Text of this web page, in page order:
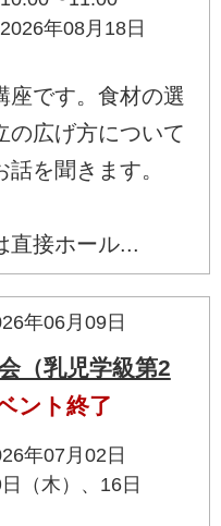
年08月18日
座です。食材の選
の広げ方について
を聞きます。
接ホール...
年06月09日
（乳児学級第2
ント終了
年07月02日
日（木）、16日